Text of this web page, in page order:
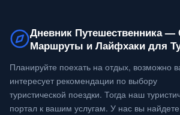
Дневник Путешественника —
Маршруты и Лайфхаки для
Планируйте поехать на отдых, возможно
интересует рекомендации по выбору
туристической поездки. Тогда наш
портал к вашим услугам. У нас вы